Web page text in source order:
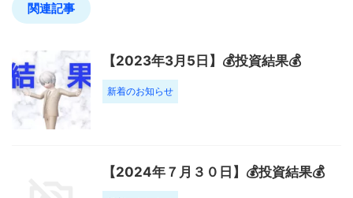
関連記事
【2023年3月5日】💰投資結果💰
新着のお知らせ
【2024年７月３０日】💰投資結果💰